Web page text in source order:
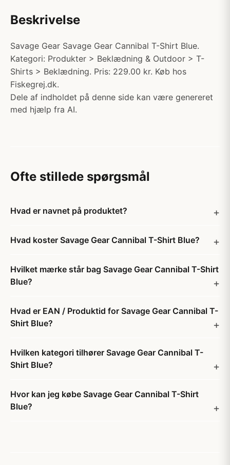
Beskrivelse
Savage Gear Savage Gear Cannibal T-Shirt Blue.
Kategori: Produkter > Beklædning & Outdoor > T-
Shirts > Beklædning. Pris: 229.00 kr. Køb hos
Fiskegrej.dk.
Dele af indholdet på denne side kan være genereret
med hjælp fra AI.
Ofte stillede spørgsmål
Hvad er navnet på produktet?
Hvad koster Savage Gear Cannibal T-Shirt Blue?
Hvilket mærke står bag Savage Gear Cannibal T-Shirt
Blue?
Hvad er EAN / Produktid for Savage Gear Cannibal T-
Shirt Blue?
Hvilken kategori tilhører Savage Gear Cannibal T-
Shirt Blue?
Hvor kan jeg købe Savage Gear Cannibal T-Shirt
Blue?